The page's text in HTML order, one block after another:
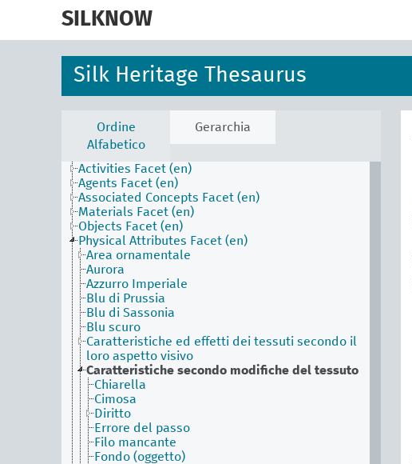
SILKNOW
Silk Heritage Thesaurus
Ordine
Alfabetico
Gerarchia
Activities Facet (en)
Agents Facet (en)
Associated Concepts Facet (en)
Materials Facet (en)
Objects Facet (en)
Physical Attributes Facet (en)
Area ornamentale
Aurora
Azzurro Imperiale
Blu di Prussia
Blu di Sassonia
Blu scuro
Caratteristiche ed effetti dei tessuti secondo il
loro aspetto visivo
Caratteristiche secondo modifiche del tessuto
Chiarella
Cimosa
Diritto
Errore del passo
Filo mancante
Fondo (oggetto)